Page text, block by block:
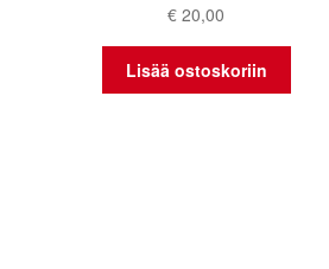
€ 20,00
Lisää ostoskoriin